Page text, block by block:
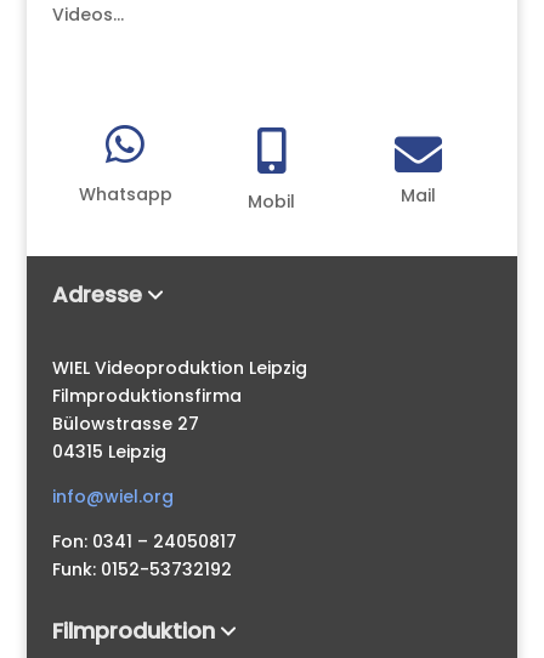
Videos...

Whatsapp

Mobil

Mail
Adresse
WIEL Videoproduktion Leipzig
Filmproduktionsfirma
Bülowstrasse 27
04315 Leipzig
info@wiel.org
Fon: 0341 – 24050817
Funk: 0152-53732192
Filmproduktion